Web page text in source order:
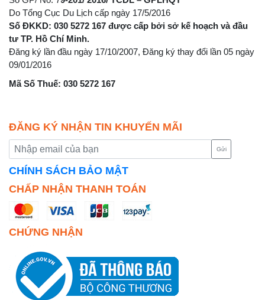
Do Tổng Cục Du Lịch cấp ngày 17/5/2016
Số ĐKKD: 030 5272 167 được cấp bởi sở kế hoạch và đầu
tư TP. Hồ Chí Minh.
Đăng ký lần đầu ngày 17/10/2007, Đăng ký thay đổi lần 05 ngày
09/01/2016
Mã Số Thuế: 030 5272 167
ĐĂNG KÝ NHẬN TIN KHUYẾN MÃI
Gửi
CHÍNH SÁCH BẢO MẬT
CHẤP NHẬN THANH TOÁN
CHỨNG NHẬN